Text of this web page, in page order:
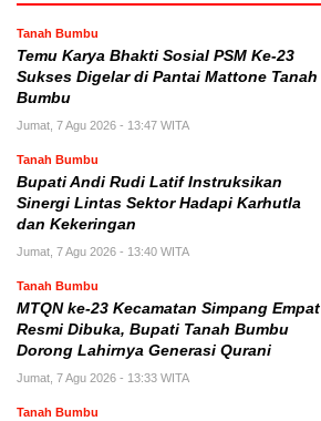
Tanah Bumbu
Temu Karya Bhakti Sosial PSM Ke-23
Sukses Digelar di Pantai Mattone Tanah
Bumbu
Jumat, 7 Agu 2026 - 13:47 WITA
Tanah Bumbu
Bupati Andi Rudi Latif Instruksikan
Sinergi Lintas Sektor Hadapi Karhutla
dan Kekeringan
Jumat, 7 Agu 2026 - 13:40 WITA
Tanah Bumbu
MTQN ke-23 Kecamatan Simpang Empat
Resmi Dibuka, Bupati Tanah Bumbu
Dorong Lahirnya Generasi Qurani
Jumat, 7 Agu 2026 - 13:33 WITA
Tanah Bumbu